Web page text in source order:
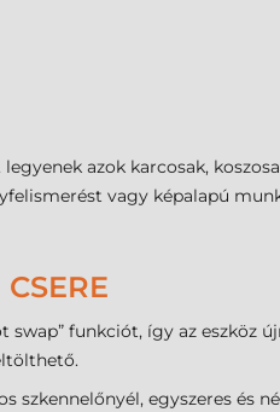
azok karcosak,
vagy képalapú
funkciót, így az eszköz
szkennelőnyél, egyszeres és